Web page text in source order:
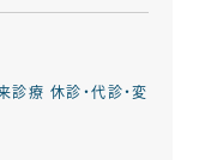
療 休診・代診・変